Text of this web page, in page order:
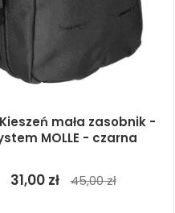
Kieszeń mała zasobnik -
MOLLE - czarna
31,00 zł 45,00 zł